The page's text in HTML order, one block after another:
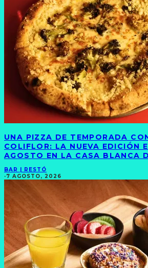
UNA PIZZA DE TEMPORADA
COLIFLOR: LA NUEVA EDICIÓN
AGOSTO EN LA CASA BLANCA
BAR | RESTÓ
·7 AGOSTO, 2026